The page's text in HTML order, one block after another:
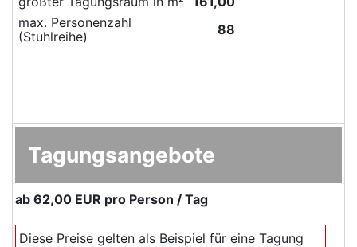
max. Personenzahl
(Stuhlreihe)
88
Tagungsangebote
ab 62,00 EUR pro Person / Tag
Diese Preise gelten als Beispiel für eine Tagung